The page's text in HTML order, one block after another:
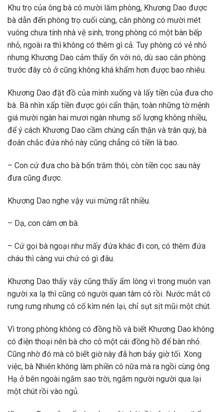
Khu trọ của ông bà có mười lăm phòng, Khương Dao được
bà dẫn đến phòng trọ cuối cùng, căn phòng có mười mét
vuông chưa tính nhà vệ sinh, trong phòng có một bàn bếp
nhỏ, ngoài ra thì không có thêm gì cả. Tuy phòng có vẻ nhỏ
nhưng Khương Dao cảm thấy ổn với nó, dù sao căn phòng
trước đây cô ở cũng không khá khẩm hơn được bao nhiêu.
Khương Dao đặt đồ của mình xuống và lấy tiền của đưa cho
bà. Bà nhìn xấp tiền được gói cẩn thận, toàn những tờ mệnh
giá mười ngàn hai mươi ngàn nhưng số lượng không nhiều,
để ý cách Khương Dao cầm chúng cẩn thận và trân quý, bà
đoán chắc đứa nhỏ này cũng chẳng có tiền là bao.
– Con cứ đưa cho bà bốn trăm thôi, còn tiền cọc sau này
đưa cũng được.
Khương Dao nghe vậy vui mừng rất nhiều.
– Dạ, con cám ơn bà.
– Cứ gọi bà ngoại như mấy đứa khác đi con, có thêm đứa
cháu thì càng vui chứ có gì đâu.
Khương Dao thấy vậy cũng thấy ấm lòng vì trong muôn vạn
người xa lạ thì cũng có người quan tâm cô rồi. Nước mắt cô
rưng rưng nhưng cô cố kìm nén lại, chỉ sụt sịt mũi một chút.
Vì trong phòng không có đồng hồ và biết Khương Dao không
có điện thoại nên bà cho cô một cái đồng hồ để bàn nhỏ.
Cũng nhờ đó mà cô biết giờ này đã hơn bảy giờ tối. Xong
việc, bà Nhiên không làm phiền cô nữa mà ra ngồi cùng ông
Hạ ở bên ngoài ngắm sao trời, ngắm người người qua lại
một chút rồi vào ngủ.